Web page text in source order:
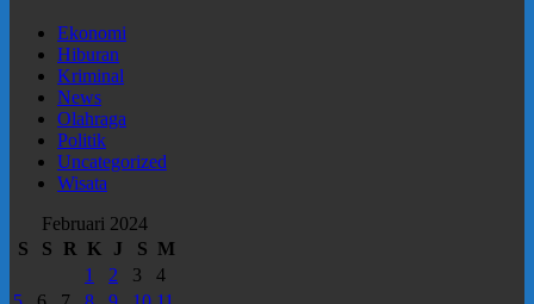
Ekonomi
Hiburan
Kriminal
News
Olahraga
Politik
Uncategorized
Wisata
Februari 2024
S
S R K J S M
1
2 3
4